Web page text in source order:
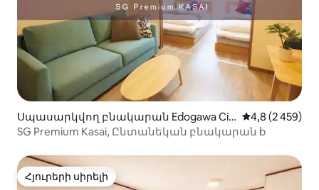
Սպասարկվող բնակարան Edogawa Cit
y-ում
Միջին
4,8 (2 459)
SG Premium Kasai, Ընտանեկան բնակարան b
Հյուրերի սիրելի
Հյուրերի սիրելի